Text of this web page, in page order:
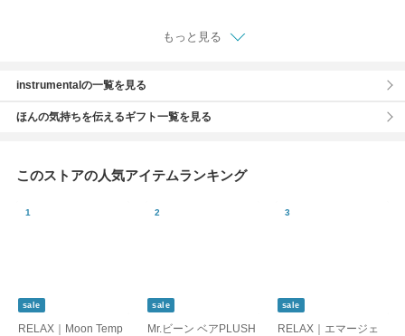
もっと見る
instrumentalの一覧を見る
ほんの気持ちを伝えるギフト一覧を見る
このストアの人気アイテムランキング
sale
RELAX｜Moon Temp
sale
Mr.ビーン ベアPLUSH
sale
RELAX｜エマージェ